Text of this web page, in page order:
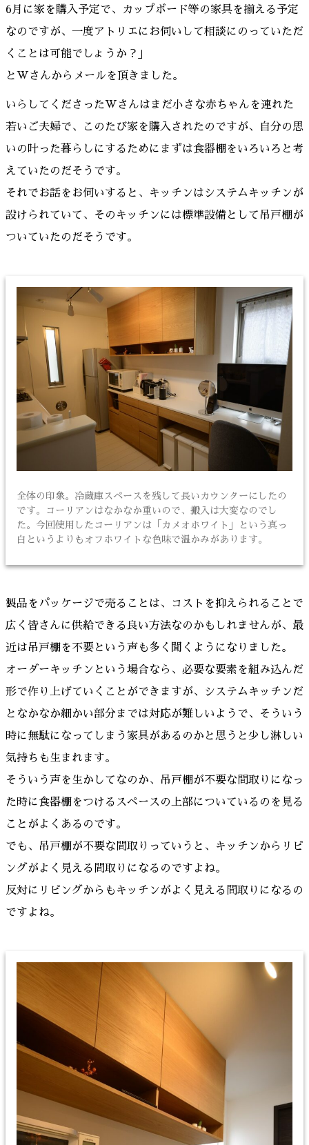
6月に家を購入予定で、カップボード等の家具を揃える予定
なのですが、一度アトリエにお伺いして相談にのっていただ
くことは可能でしょうか？」
とWさんからメールを頂きました。
いらしてくださったWさんはまだ小さな赤ちゃんを連れた
若いご夫婦で、このたび家を購入されたのですが、自分の思
いの叶った暮らしにするためにまずは食器棚をいろいろと考
えていたのだそうです。
それでお話をお伺いすると、キッチンはシステムキッチンが
設けられていて、そのキッチンには標準設備として吊戸棚が
ついていたのだそうです。
全体の印象。冷蔵庫スペースを残して長いカウンターにしたの
です。コーリアンはなかなか重いので、搬入は大変なのでし
た。今回使用したコーリアンは「カメオホワイト」という真っ
白というよりもオフホワイトな色味で温かみがあります。
製品をパッケージで売ることは、コストを抑えられることで
広く皆さんに供給できる良い方法なのかもしれませんが、最
近は吊戸棚を不要という声も多く聞くようになりました。
オーダーキッチンという場合なら、必要な要素を組み込んだ
形で作り上げていくことができますが、システムキッチンだ
となかなか細かい部分までは対応が難しいようで、そういう
時に無駄になってしまう家具があるのかと思うと少し淋しい
気持ちも生まれます。
そういう声を生かしてなのか、吊戸棚が不要な間取りになっ
た時に食器棚をつけるスペースの上部についているのを見る
ことがよくあるのです。
でも、吊戸棚が不要な間取りっていうと、キッチンからリビ
ングがよく見える間取りになるのですよね。
反対にリビングからもキッチンがよく見える間取りになるの
ですよね。